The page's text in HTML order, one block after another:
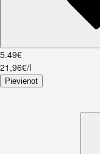
5.49€
21,96€/l
Pievienot